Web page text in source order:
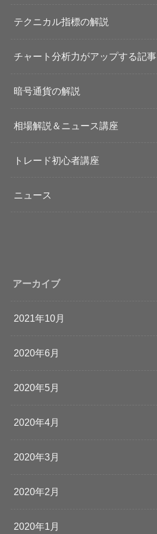
テクニカル指標の解説
チャート分析力がアップする記事
暗号通貨の解説
相場解説＆ニュース講座
トレード初心者講座
ニュース
アーカイブ
2021年10月
2020年6月
2020年5月
2020年4月
2020年3月
2020年2月
2020年1月